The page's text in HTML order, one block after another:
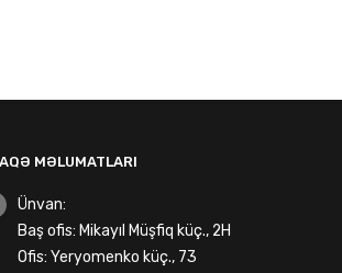
MƏLUMATLARI
Ünvan:
Baş ofis: Mikayıl Müşfiq küç., 2H
Ofis: Yeryomenko küç., 73